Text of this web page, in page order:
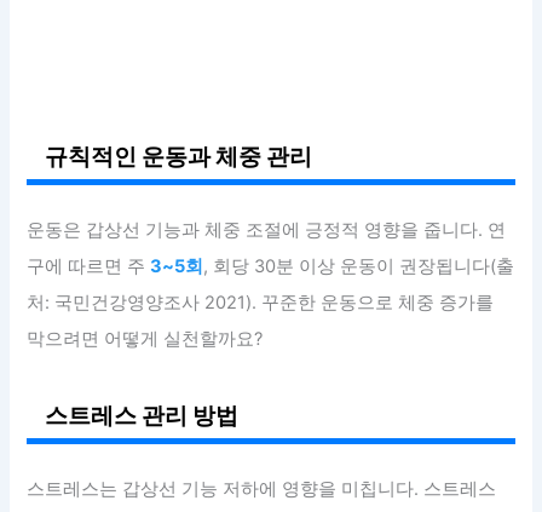
규칙적인 운동과 체중 관리
운동은 갑상선 기능과 체중 조절에 긍정적 영향을 줍니다. 연
구에 따르면 주3~5회 , 회당 30분 이상 운동이 권장됩니다(출
처: 국민건강영양조사 2021). 꾸준한 운동으로 체중 증가를
막으려면 어떻게 실천할까요?
스트레스 관리 방법
스트레스는 갑상선 기능 저하에 영향을 미칩니다. 스트레스